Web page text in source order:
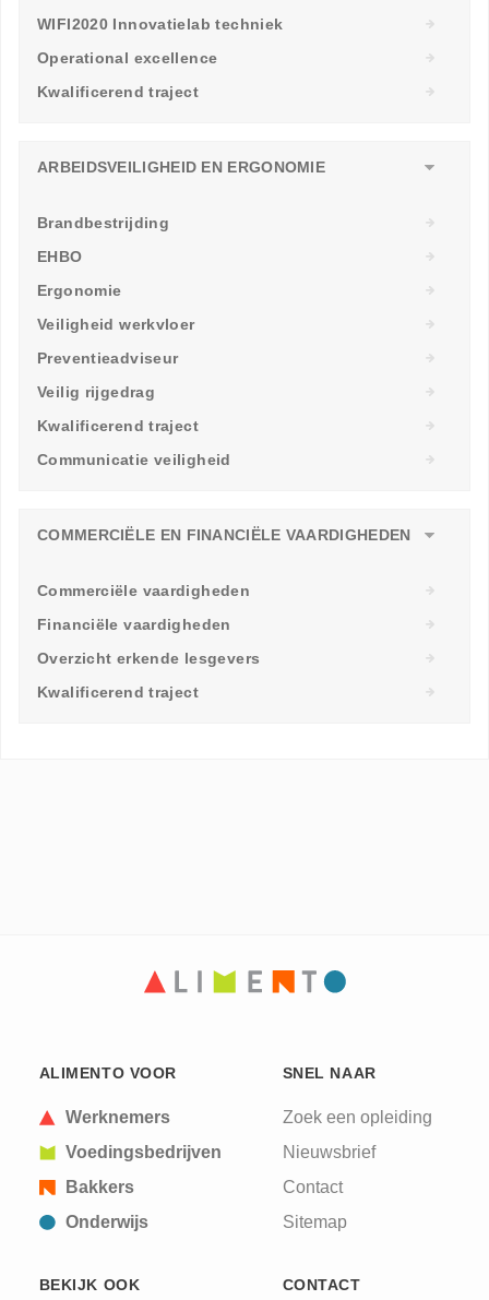
WIFI2020 Innovatielab techniek
Operational excellence
Kwalificerend traject
ARBEIDSVEILIGHEID EN ERGONOMIE
Brandbestrijding
EHBO
Ergonomie
Veiligheid werkvloer
Preventieadviseur
Veilig rijgedrag
Kwalificerend traject
Communicatie veiligheid
COMMERCIËLE EN FINANCIËLE VAARDIGHEDEN
Commerciële vaardigheden
Financiële vaardigheden
Overzicht erkende lesgevers
Kwalificerend traject
ALIMENTO VOOR
Werknemers
Voedingsbedrijven
Bakkers
Onderwijs
SNEL NAAR
Zoek een opleiding
Nieuwsbrief
Contact
Sitemap
BEKIJK OOK CONTACT